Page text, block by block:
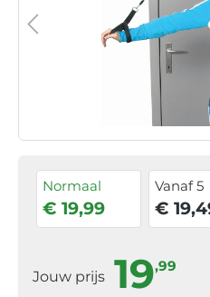
Normaal
€ 19,99
Vanaf 5
€
Jouw prijs 19,99